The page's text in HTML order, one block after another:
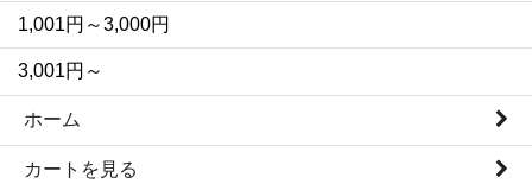
1,001円～3,000円
3,001円～
ホーム
カートを見る